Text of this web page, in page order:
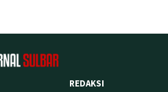
REDAKSI